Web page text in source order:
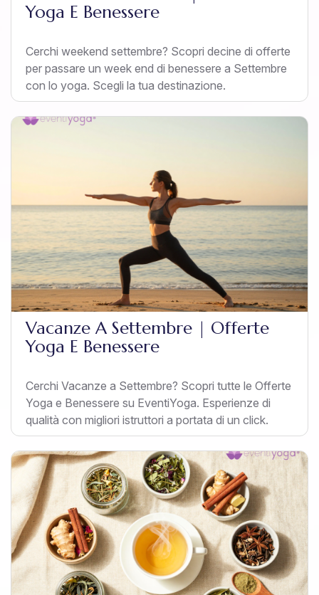
Yoga E Benessere
Cerchi weekend settembre? Scopri decine di offerte
per passare un week end di benessere a Settembre
con lo yoga. Scegli la tua destinazione.
Vacanze A Settembre | Offerte
Yoga E Benessere
Cerchi Vacanze a Settembre? Scopri tutte le Offerte
Yoga e Benessere su EventiYoga. Esperienze di
qualità con migliori istruttori a portata di un click.